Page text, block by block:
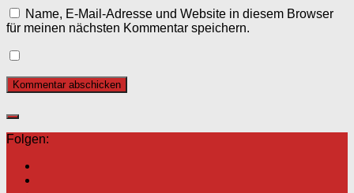
Name, E-Mail-Adresse und Website in diesem Browser
für meinen nächsten Kommentar speichern.
Folgen: